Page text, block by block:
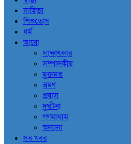
সাহিত্য
শিশুতোষ
ধর্ম
আরো
সাক্ষাৎকার
সম্পাদকীয়
মুক্তমত
ভ্রমণ
প্রবাস
দুর্ঘটনা
গণমাধ্যম
অন্যান্য
সব খবর